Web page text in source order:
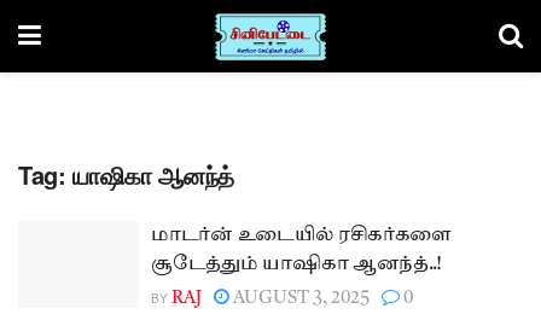
Tag: யாஷிகா ஆனந்த்
மாடர்ன் உடையில் ரசிகர்களை
சூடேத்தும் யாஷிகா ஆனந்த்..!
BY RAJ AUGUST 3, 2025 0